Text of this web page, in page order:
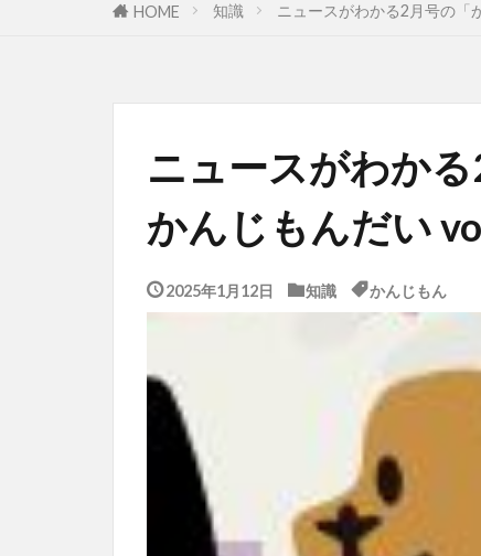
HOME 知識 ニュースがわかる2月号の「
ニュースがわか
かんじもんだい
2025年1月12日 知識 かんじもん